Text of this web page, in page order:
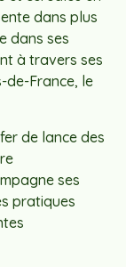
dans plus
dans ses
à travers ses
de-France, le
de lance des
ses
pratiques